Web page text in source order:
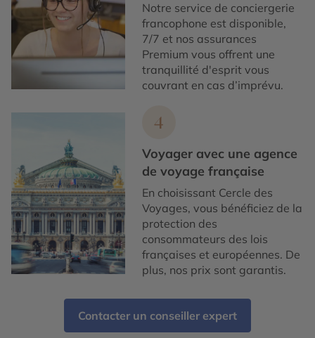
Notre service de conciergerie
francophone est disponible,
7/7 et nos assurances
Premium vous offrent une
tranquillité d'esprit vous
couvrant en cas d’imprévu.
4
Voyager avec une agence
de voyage française
En choisissant Cercle des
Voyages, vous bénéficiez de la
protection des
consommateurs des lois
françaises et européennes. De
plus, nos prix sont garantis.
Contacter un conseiller expert